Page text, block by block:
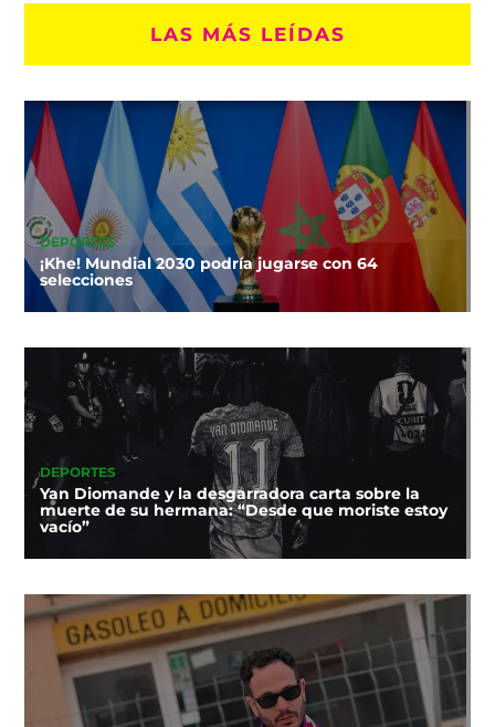
LAS MÁS LEÍDAS
DEPORTES
¡Khe! Mundial 2030 podría jugarse con 64
selecciones
DEPORTES
Yan Diomande y la desgarradora carta sobre la
muerte de su hermana: “Desde que moriste estoy
vacío”